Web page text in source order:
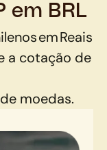
em BRL
emReais
a cotação de
moedas.